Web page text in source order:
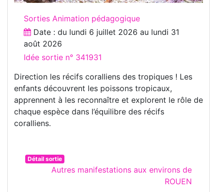
Sorties Animation pédagogique
Date : du lundi 6 juillet 2026 au lundi 31
août 2026
Idée sortie n° 341931
Direction les récifs coralliens des tropiques ! Les
enfants découvrent les poissons tropicaux,
apprennent à les reconnaître et explorent le rôle de
chaque espèce dans l’équilibre des récifs
coralliens.
Détail sortie
Autres manifestations aux environs de
ROUEN